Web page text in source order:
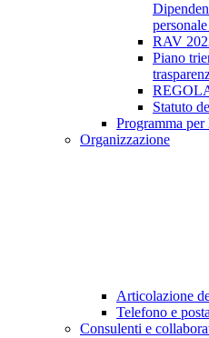
RAV
Piano
Statuto
Programma per
Organizzazione
Articolazione
Telefono e
Consulenti e